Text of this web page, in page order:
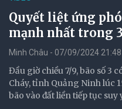
Quyết liệt ứng phó
mạnh nhất trong
Minh Châu - 07/09/2024 21:48
Đầu giờ chiều 7/9, bão số 3
Cháy, tỉnh Quảng Ninh lúc
bão vào đất liền tiếp tục suy